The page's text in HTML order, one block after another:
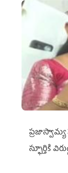
స్ఫూర్తికి